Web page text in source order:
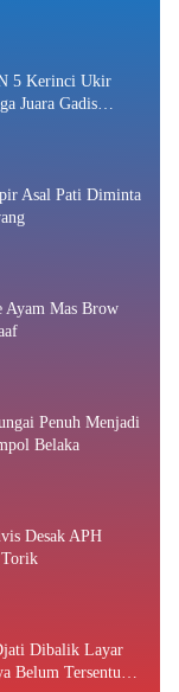
5 Kerinci Ukir
Juara Gadis
Asal Pati Diminta
Ayam Mas Brow
Penuh Menjadi
Belaka
Desak APH
Torik
Dibalik Layar
Belum Tersentuh